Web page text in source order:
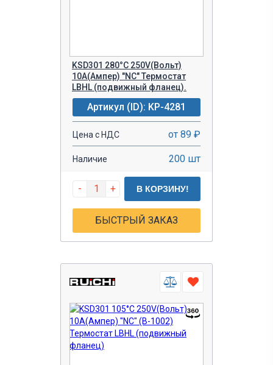
KSD301 280°C 250V(Вольт)
10A(Ампер) "NC" Термостат
LBHL (подвижный фланец).
Артикул (ID): KP-4281
Цена с НДС от 89 ₽
Наличие 200 шт
- + В КОРЗИНУ!
БЫСТРЫЙ ЗАКАЗ